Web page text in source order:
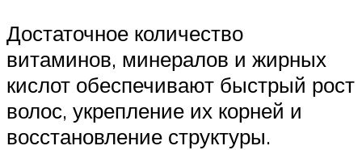
Достаточное количество
витаминов, минералов и жирных
кислот обеспечивают быстрый рост
волос, укрепление их корней и
восстановление структуры.